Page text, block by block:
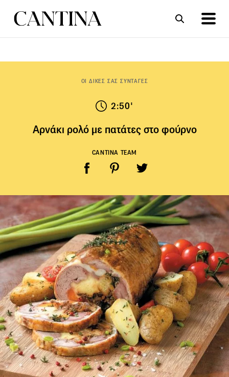
ΟΙ ΔΙΚΕΣ ΣΑΣ ΣΥΝΤΑΓΕΣ
2:50'
Αρνάκι ρολό με πατάτες στο φούρνο
CANTINA TEAM